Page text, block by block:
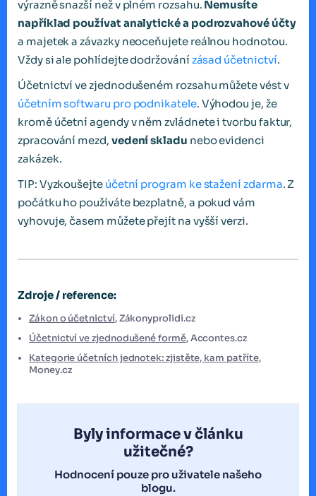
výrazně snazší než v plném rozsahu. Nemusíte
například používat analytické a podrozvahové účty
a majetek a závazky neoceňujete reálnou hodnotou.
Vždy si ale pohlídejte dodržování zásad účetnictví.
Účetnictví ve zjednodušeném rozsahu můžete vést v
účetním softwaru pro podnikatele. Výhodou je, že
kromě účetní agendy v něm zvládnete i tvorbu faktur,
zpracování mezd, vedení skladu nebo evidenci
zakázek.
TIP: Vyzkoušejte účetní program ke stažení zdarma. Z
počátku ho používáte bezplatně, a pokud vám
vyhovuje, časem můžete přejít na vyšší verzi.
Zdroje / reference:
Zákon o účetnictví, Zákonyprolidi.cz
Účetnictví ve zjednodušené formě, Accontes.cz
Kategorie účetních jednotek: zjistěte, kam patříte,
Money.cz
Byly informace v článku
užitečné?
Hodnocení pouze pro uživatele našeho
blogu.